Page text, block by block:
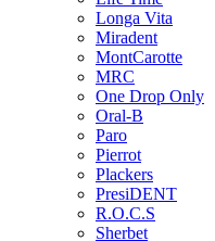
Longa Vita
Miradent
MontCarotte
MRC
One Drop Only
Oral-B
Paro
Pierrot
Plackers
PresiDENT
R.O.C.S
Sherbet